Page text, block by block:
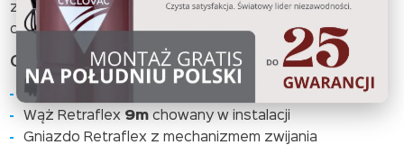
znika w ścianie. Długość 9m jest standardowa dla
domów o powierzchni do 1400 m².
Co zawiera zestaw?
Jednostka centralna
Wąż Retraflex 9mchowany w instalacji
Gniazdo Retraflex z mechanizmem zwijania